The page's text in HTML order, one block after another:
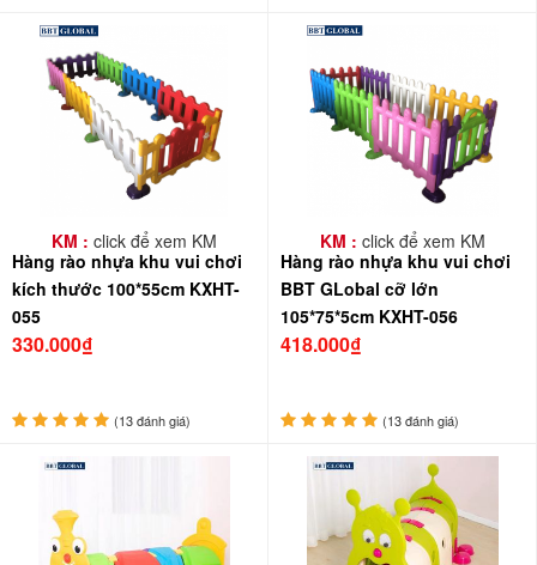
KM : click để xem KM
Hàng rào nhựa khu vui chơi
kích thước 100*55cm KXHT-
055
330.000₫
(13 đánh giá)
KM : click để xem KM
Hàng rào nhựa khu vui chơi
BBT GLobal cỡ lớn
105*75*5cm KXHT-056
418.000₫
(13 đánh giá)